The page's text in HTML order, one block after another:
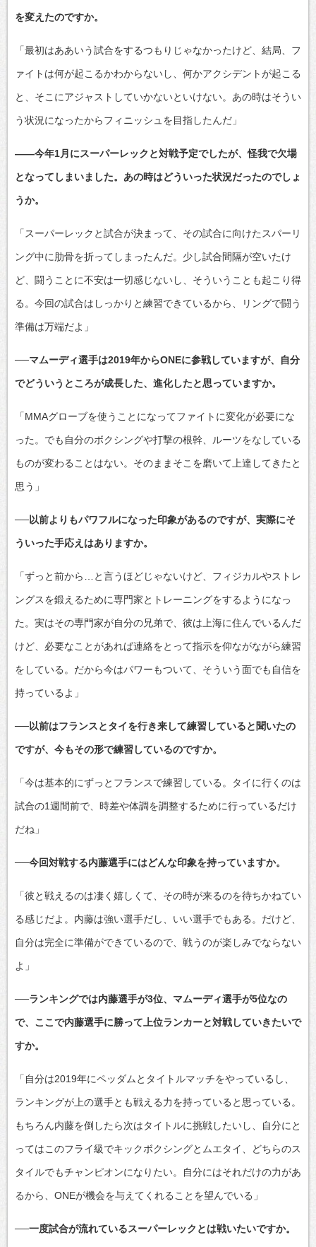
を変えたのですか。
「最初はああいう試合をするつもりじゃなかったけど、結局、フ
ァイトは何が起こるかわからないし、何かアクシデントが起こる
と、そこにアジャストしていかないといけない。あの時はそうい
う状況になったからフィニッシュを目指したんだ」
――今年1月にスーパーレックと対戦予定でしたが、怪我で欠場
となってしまいました。あの時はどういった状況だったのでしょ
うか。
「スーパーレックと試合が決まって、その試合に向けたスパーリ
ング中に肋骨を折ってしまったんだ。少し試合間隔が空いたけ
ど、闘うことに不安は一切感じないし、そういうことも起こり得
る。今回の試合はしっかりと練習できているから、リングで闘う
準備は万端だよ」
──マムーディ選手は2019年からONEに参戦していますが、自分
でどういうところが成長した、進化したと思っていますか。
「MMAグローブを使うことになってファイトに変化が必要にな
った。でも自分のボクシングや打撃の根幹、ルーツをなしている
ものが変わることはない。そのままそこを磨いて上達してきたと
思う」
──以前よりもパワフルになった印象があるのですが、実際にそ
ういった手応えはありますか。
「ずっと前から…と言うほどじゃないけど、フィジカルやストレ
ングスを鍛えるために専門家とトレーニングをするようになっ
た。実はその専門家が自分の兄弟で、彼は上海に住んでいるんだ
けど、必要なことがあれば連絡をとって指示を仰ながながら練習
をしている。だから今はパワーもついて、そういう面でも自信を
持っているよ」
──以前はフランスとタイを行き来して練習していると聞いたの
ですが、今もその形で練習しているのですか。
「今は基本的にずっとフランスで練習している。タイに行くのは
試合の1週間前で、時差や体調を調整するために行っているだけ
だね」
──今回対戦する内藤選手にはどんな印象を持っていますか。
「彼と戦えるのは凄く嬉しくて、その時が来るのを待ちかねてい
る感じだよ。内藤は強い選手だし、いい選手でもある。だけど、
自分は完全に準備ができているので、戦うのが楽しみでならない
よ」
──ランキングでは内藤選手が3位、マムーディ選手が5位なの
で、ここで内藤選手に勝って上位ランカーと対戦していきたいで
すか。
「自分は2019年にペッダムとタイトルマッチをやっているし、
ランキングが上の選手とも戦える力を持っていると思っている。
もちろん内藤を倒したら次はタイトルに挑戦したいし、自分にと
ってはこのフライ級でキックボクシングとムエタイ、どちらのス
タイルでもチャンピオンになりたい。自分にはそれだけの力があ
るから、ONEが機会を与えてくれることを望んでいる」
──一度試合が流れているスーパーレックとは戦いたいですか。